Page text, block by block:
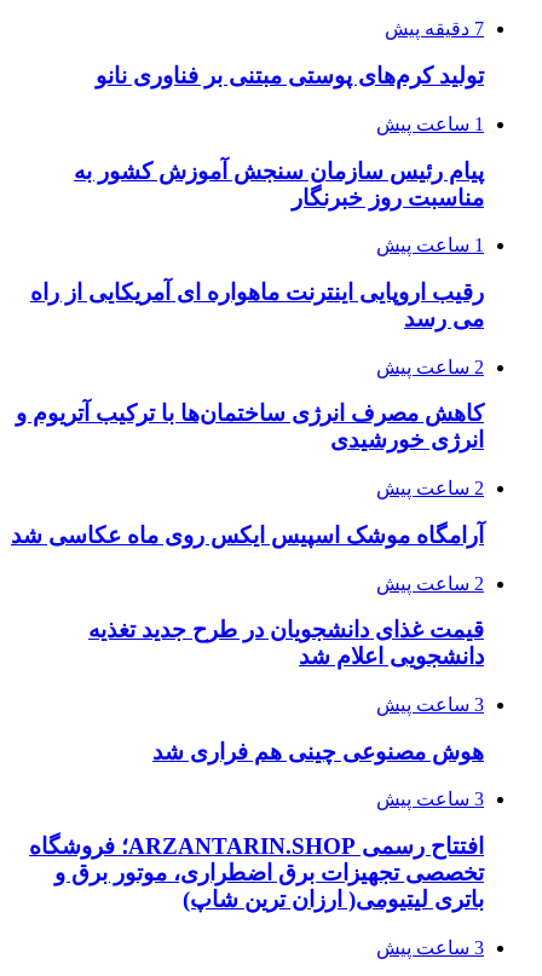
7 دقیقه پیش
تولید کرم‌های پوستی مبتنی بر فناوری نانو
1 ساعت پیش
پیام رئیس سازمان سنجش آموزش کشور به
مناسبت روز خبرنگار
1 ساعت پیش
رقیب اروپایی اینترنت ماهواره ای آمریکایی از راه
می رسد
2 ساعت پیش
کاهش مصرف انرژی ساختمان‌ها با ترکیب آتریوم و
انرژی خورشیدی
2 ساعت پیش
آرامگاه موشک اسپیس ایکس روی ماه عکاسی شد
2 ساعت پیش
قیمت غذای دانشجویان در طرح جدید تغذیه
دانشجویی اعلام شد
3 ساعت پیش
هوش مصنوعی چینی هم فراری شد
3 ساعت پیش
افتتاح رسمی ARZANTARIN.SHOP؛ فروشگاه
تخصصی تجهیزات برق اضطراری، موتور برق و
باتری لیتیومی( ارزان ترین شاپ)
3 ساعت پیش